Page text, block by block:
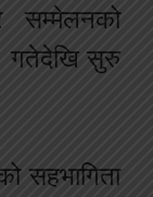
सम्मेलनको
गतेदेखि सुरु
सहभागिता